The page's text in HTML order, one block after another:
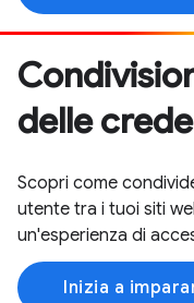
delle
Scopri come
utente tra i tuoi siti
un'esperienza di
Inizia a